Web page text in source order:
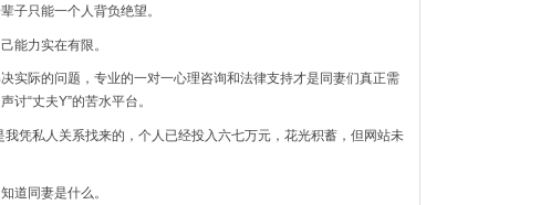
子只能一个人背负绝望。
能力实在有限。
实际的问题，专业的一对一心理咨询和法律支持才是同妻们真正需
讨“丈夫Y”的苦水平台。
我凭私人关系找来的，个人已经投入六七万元，花光积蓄，但网站未
道同妻是什么。